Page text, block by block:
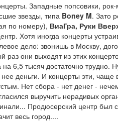
Западные попсовики,
звезды, типа Boney M. Зато
по номеру), ВиаГра, Руки
Хотя иногда концерты
дело: звонишь в Москву,
раз они выходят из этих
6,5 тысяч достаточно трудно.
нее деньги. И концерты эти,
Нет сбора - нет денег -
выручить нерадивых
Продюсерский центр был
весь город....